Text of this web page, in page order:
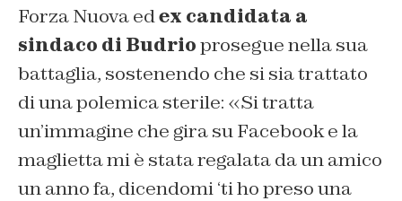
Forza Nuova edex candidata a
sindaco di Budrioprosegue nella sua
battaglia, sostenendo che si sia trattato
di una polemica sterile: «Si tratta
un’immagine che gira su Facebook e la
maglietta mi è stata regalata da un amico
un anno fa, dicendomi ‘ti ho preso una